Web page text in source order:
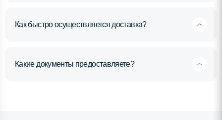
Как быстро осуществляется доставка?
Какие документы предоставляете?